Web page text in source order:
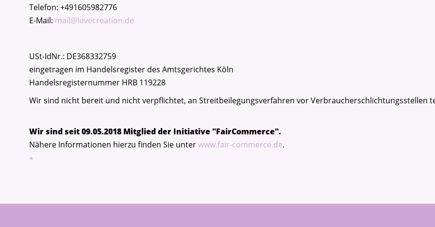
Telefon: +491605982776
E-Mail: mail@lovecreation.de
USt-IdNr.: DE368332759
eingetragen im Handelsregister des Amtsgerichtes Köln
Handelsregisternummer HRB 119228
Wir sind nicht bereit und nicht verpflichtet, an Streitbeilegungsverfahren vor Verbraucherschlichtungsstellen
Wir sind seit 09.05.2018 Mitglied der Initiative "FairCommerce".
Nähere Informationen hierzu finden Sie unterwww.fair-commerce.de.
*